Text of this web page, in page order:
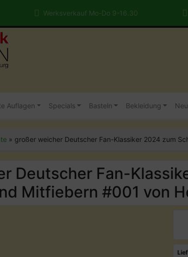
Werksverkauf Mo-Do 9-16.30
Auflagen Specials Basteln Bekleidung
» großer weicher Deutscher Fan-Klassiker 2024 zum
Deutscher Fan-
Mitfiebern #001 von